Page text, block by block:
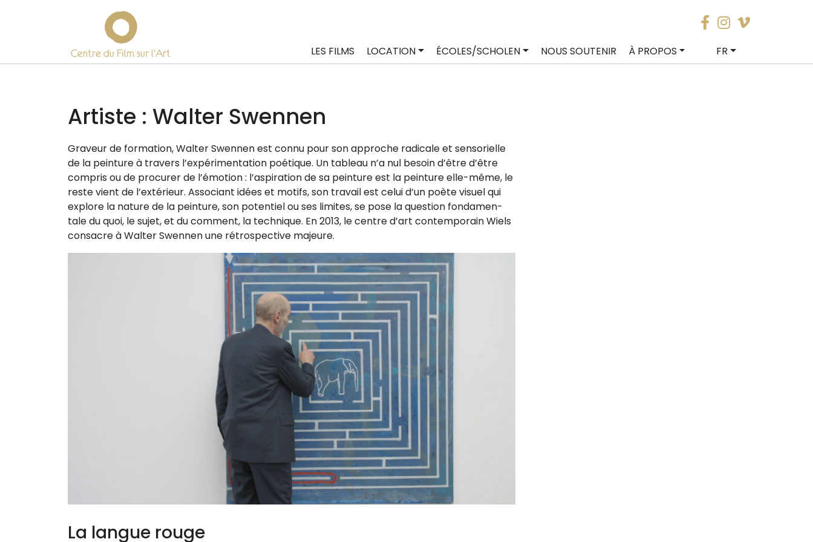
Centre du Film sur l’Art LES FILMS LOCATION ÉCOLES/SCHOLEN NOUS SOUTENIR À PROPOS FR
Artiste : Walter Swennen
Graveur de for­ma­tion, Walter Swennen est connu pour son approche radi­cale et sen­so­rielle
de la pein­ture à tra­vers l’expérimentation poé­tique. Un tableau n’a nul besoin d’être d’être
com­pris ou de pro­cu­rer de l’émotion : l’aspiration de sa pein­ture est la pein­ture elle-même, le
reste vient de l’extérieur. Associant idées et motifs, son tra­vail est celui d’un poète visuel qui
explore la nature de la pein­ture, son poten­tiel ou ses limites, se pose la ques­tion fon­da­men­
tale du quoi, le sujet, et du com­ment, la tech­nique. En 2013, le centre d’art contem­po­rain Wiels
consacre à Walter Swennen une rétros­pec­tive majeure.
La langue rouge